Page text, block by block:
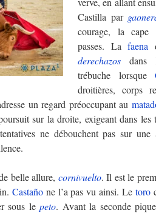
Castilla par
courage, la cape
passes. Lafaena
derechazos dans
trébuche lorsque
droitières, corps
un regard préoccupant au
sur la droite, exigeant dans
ne débouchent pas sur une
belle allure, cornivuelto. Il est le
Castañone l’a pas vu ainsi. Le toro
sous lepeto. Avant la seconde